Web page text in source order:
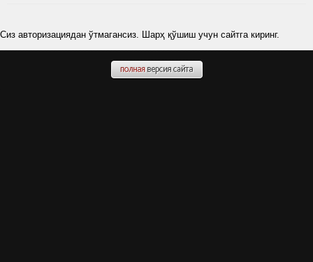
Сиз авторизациядан ўтмагансиз. Шарҳ қўшиш учун сайтга киринг.